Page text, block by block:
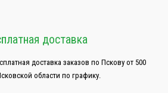
доставка
доставка заказов по Пскову от 500
области по графику.